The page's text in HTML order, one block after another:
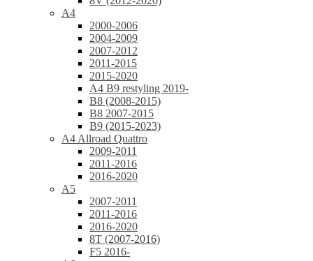
A4
2000-2006
2004-2009
2007-2012
2011-2015
2015-2020
A4 B9 restyling 2019-
B8 (2008-2015)
B8 2007-2015
B9 (2015-2023)
A4 Allroad Quattro
2009-2011
2011-2016
2016-2020
A5
2007-2011
2011-2016
2016-2020
8T (2007-2016)
F5 2016-